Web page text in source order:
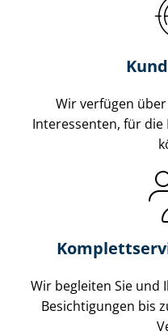
Wir verfügen
Interessenten, für
Wir begleiten Sie und
Besichtigungen bis